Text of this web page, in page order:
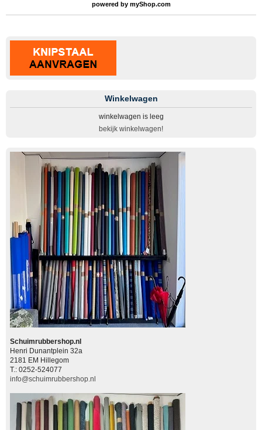
powered by myShop.com
Winkelwagen
winkelwagen is leeg
bekijk winkelwagen!
Schuimrubbershop.nl
Henri Dunantplein 32a
2181 EM Hillegom
T.: 0252-524077
info@schuimrubbershop.nl